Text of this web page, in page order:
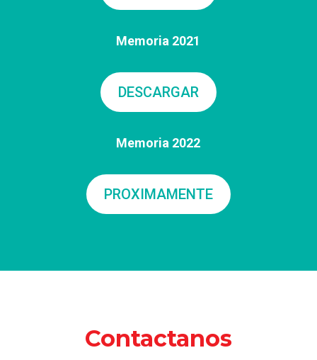
Memoria 2021
DESCARGAR
Memoria 2022
PROXIMAMENTE
Contactanos